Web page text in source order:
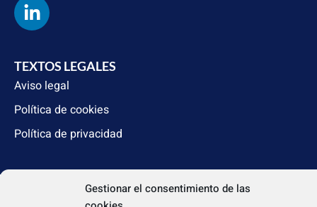
Gestionar el consentimiento de las
TEXTOS LEGALES
Aviso legal
Política de cookies
Política de privacidad